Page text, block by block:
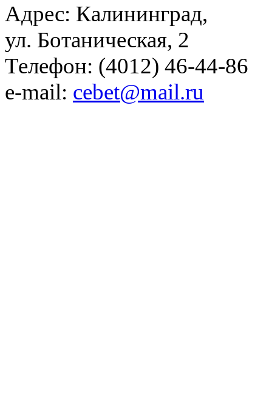
Адрес: Калининград,
ул. Ботаническая, 2
Телефон: (4012) 46-44-86
e-mail: cebet@mail.ru